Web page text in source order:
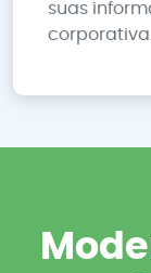
suas
corporativa.